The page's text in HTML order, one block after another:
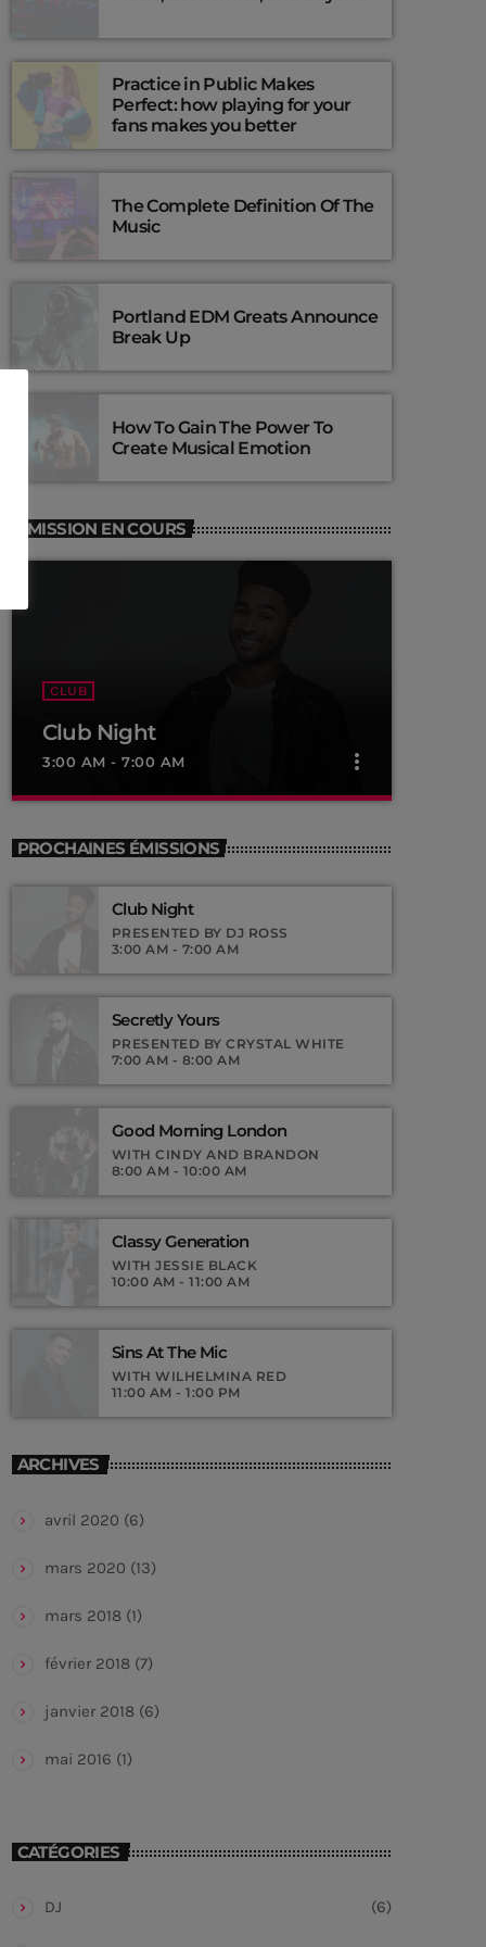
Practice in Public Makes
Perfect: how playing for your
fans makes you better
The Complete Definition Of The
Music
Portland EDM Greats Announce
Break Up
How To Gain The Power To
Create Musical Emotion
EMISSION EN COURS
CLUB
Club Night
3:00 AM - 7:00 AM more_vert
Club Night
For every Show page the timetable is
auomatically generated from the schedule,
choosing a category.
PROCHAINES ÉMISSIONS
Club Night
PRESENTED BY DJ ROSS
3:00 AM - 7:00 AM
Secretly Yours
PRESENTED BY CRYSTAL WHITE
7:00 AM - 8:00 AM
Good Morning London
WITH CINDY AND BRANDON
8:00 AM - 10:00 AM
Classy Generation
WITH JESSIE BLACK
10:00 AM - 11:00 AM
Sins At The Mic
WITH WILHELMINA RED
11:00 AM - 1:00 PM
ARCHIVES
avril 2020 (6)
mars 2020 (13)
mars 2018 (1)
février 2018 (7)
janvier 2018 (6)
mai 2016 (1)
CATÉGORIES
DJ (6)